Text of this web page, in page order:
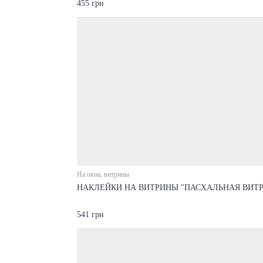
455 грн
На окна, витрины
НАКЛЕЙКИ НА ВИТРИНЫ "ПАСХАЛЬНАЯ
541 грн